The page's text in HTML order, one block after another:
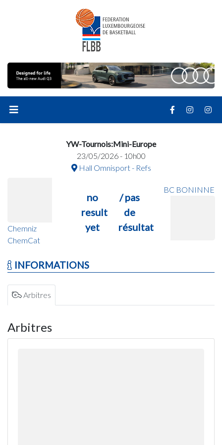
YW-Tournois:Mini-Europe
23/05/2026 - 10h00
Hall Omnisport - Refs
Chemniz
ChemCat
no
result
yet
/ pas
de
résultat
BC BONINNE
INFORMATIONS
Arbitres
Arbitres